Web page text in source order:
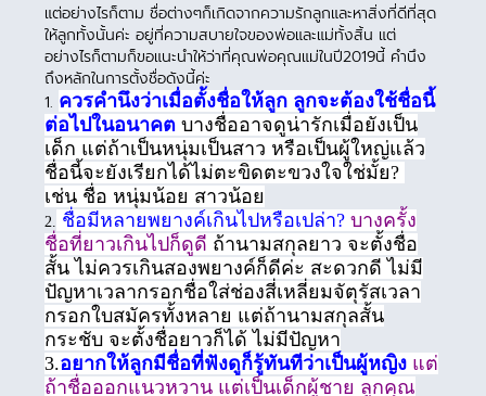
แต่อย่างไรก็ตาม ชื่อต่างๆก็เกิดจากความรักลูกและหาสิ่งที่ดีที่สุด
ให้ลูกทั้งนั้นค่ะ อยู่ที่ความสบายใจของพ่อและแม่ทั้งสิ้น แต่
อย่างไรก็ตามก็ขอแนะนำให้ว่าที่คุณพ่อคุณแม่ในปี2019นี้ คำนึง
ถึงหลักในการตั้งชื่อดังนี้ค่ะ
1. ควรคำนึงว่าเมื่อตั้งชื่อให้ลูก ลูกจะต้องใช้ชื่อนี้
ต่อไปในอนาคต บางชื่ออาจดูน่ารักเมื่อยังเป็น
เด็ก แต่ถ้าเป็นหนุ่มเป็นสาว หรือเป็นผู้ใหญ่แล้ว
ชื่อนี้จะยังเรียกได้ไม่ตะขิดตะขวงใจใช่มั้ย?
เช่น ชื่อ หนุ่มน้อย สาวน้อย
2. ชื่อมีหลายพยางค์เกินไปหรือเปล่า? บางครั้ง
ชื่อที่ยาวเกินไปก็ดูดี ถ้านามสกุลยาว จะตั้งชื่อ
สั้น ไม่ควรเกินสองพยางค์ก็ดีค่ะ สะดวกดี ไม่มี
ปัญหาเวลากรอกชื่อใส่ช่องสี่เหลี่ยมจัตุรัสเวลา
กรอกใบสมัครทั้งหลาย แต่ถ้านามสกุลสั้น
กระชับ จะตั้งชื่อยาวก็ได้ ไม่มีปัญหา
3.อยากให้ลูกมีชื่อที่ฟังดูก็รู้ทันทีว่าเป็นผู้หญิง แต่
ถ้าชื่อออกแนวหวาน แต่เป็นเด็กผู้ชาย ลูกคุณ